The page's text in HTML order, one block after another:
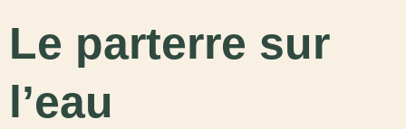
Le parterre sur
l’eau